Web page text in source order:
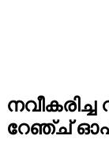
റേഞ്ച്